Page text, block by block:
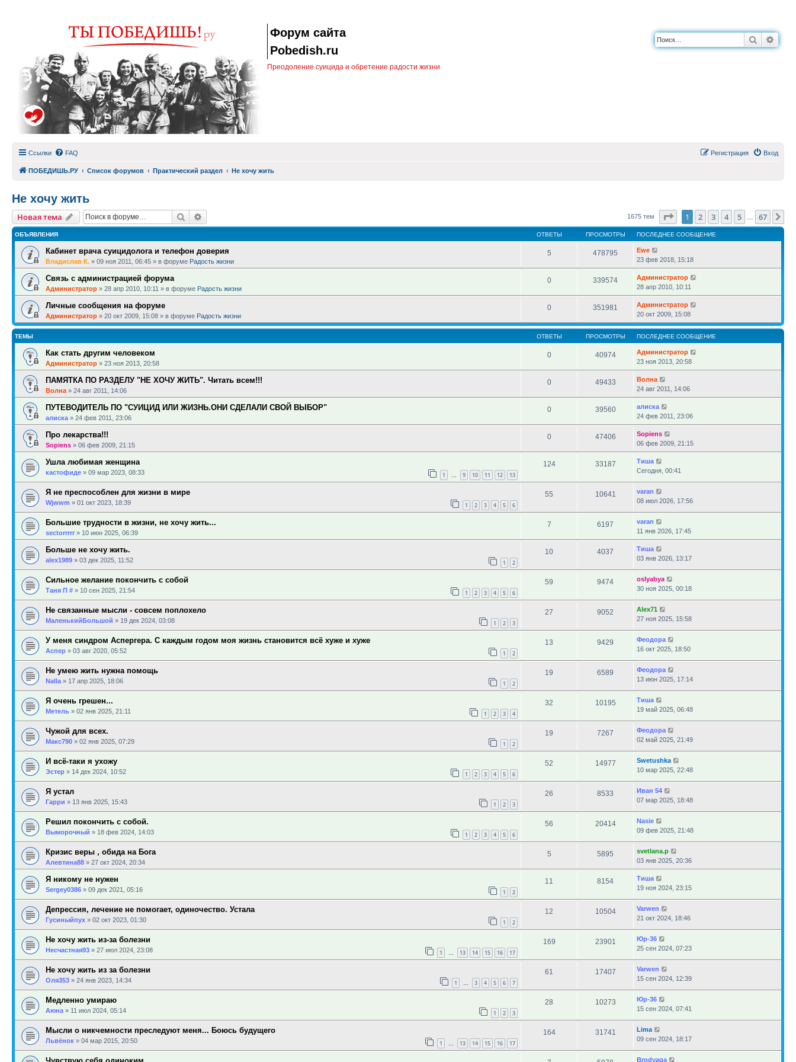
Форум сайта
Pobedish.ru
Преодоление суицида и обретение радости жизни
Поиск
Ссылки FAQ Вход
Регистрация
ПОБЕДИШЬ.РУ Список форумов Практический раздел Не хочу жить
Не хочу жить
Новая тема Поиск 1675 тем Страница1 из 67
1 2 3 4 5 67
ОБЪЯВЛЕНИЯ ОТВЕТЫ ПРОСМОТРЫ ПОСЛЕДНЕЕ СООБЩЕНИЕ
Кабинет врача суицидолога и телефон доверия
Владислав К. » 09 ноя 2011, 06:45 » в форуме Радость жизни
5 478795
Ewe
23 фев 2018, 15:18
Связь с администрацией форума
Администратор » 28 апр 2010, 10:11 » в форуме Радость жизни
0 339574
Администратор
28 апр 2010, 10:11
Личные сообщения на форуме
Администратор » 20 окт 2009, 15:08 » в форуме Радость жизни
0 351981
Администратор
20 окт 2009, 15:08
ТЕМЫ ОТВЕТЫ ПРОСМОТРЫ ПОСЛЕДНЕЕ СООБЩЕНИЕ
Как стать другим человеком
Администратор » 23 ноя 2013, 20:58
0 40974
Администратор
23 ноя 2013, 20:58
ПАМЯТКА ПО РАЗДЕЛУ "НЕ ХОЧУ ЖИТЬ". Читать всем!!!
Волна » 24 авг 2011, 14:06
0 49433
Волна
24 авг 2011, 14:06
ПУТЕВОДИТЕЛЬ ПО "СУИЦИД ИЛИ ЖИЗНЬ.ОНИ СДЕЛАЛИ СВОЙ ВЫБОР"
алиска » 24 фев 2011, 23:06
0 39560
алиска
24 фев 2011, 23:06
Про лекарства!!!
Sopiens » 06 фев 2009, 21:15
0 47406
Sopiens
06 фев 2009, 21:15
Ушла любимая женщина
кастофиде » 09 мар 2023, 08:33 1 … 9 10 11 12 13
124 33187
Тиша
Сегодня, 00:41
Я не преспособлен для жизни в мире
Wjwwm » 01 окт 2023, 18:39 1 2 3 4 5 6
55 10641
varan
08 июл 2026, 17:56
Большие трудности в жизни, не хочу жить...
sectorrrrr » 10 июн 2025, 06:39
7 6197
varan
11 янв 2026, 17:45
Больше не хочу жить.
alex1989 » 03 дек 2025, 11:52 1 2
10 4037
Тиша
03 янв 2026, 13:17
Сильное желание покончить с собой
Таня П # » 10 сен 2025, 21:54 1 2 3 4 5 6
59 9474
oslyabya
30 ноя 2025, 00:18
Не связанные мысли - совсем поплохело
МаленькийБольшой » 19 дек 2024, 03:08 1 2 3
27 9052
Alex71
27 ноя 2025, 15:58
У меня синдром Аспергера. С каждым годом моя жизнь становится всё хуже и хуже
Аспер » 03 авг 2020, 05:52 1 2
13 9429
Феодора
16 окт 2025, 18:50
Не умею жить нужна помощь
Nalla » 17 апр 2025, 18:06 1 2
19 6589
Феодора
13 июн 2025, 17:14
Я очень грешен...
Метель » 02 янв 2025, 21:11 1 2 3 4
32 10195
Тиша
19 май 2025, 06:48
Чужой для всех.
Макс790 » 02 янв 2025, 07:29 1 2
19 7267
Феодора
02 май 2025, 21:49
И всё-таки я ухожу
Эстер » 14 дек 2024, 10:52 1 2 3 4 5 6
52 14977
Swetushka
10 мар 2025, 22:48
Я устал
Гарри » 13 янв 2025, 15:43 1 2 3
26 8533
Иван 54
07 мар 2025, 18:48
Решил покончить с собой.
Выморочный » 18 фев 2024, 14:03 1 2 3 4 5 6
56 20414
Nasie
09 фев 2025, 21:48
Кризис веры , обида на Бога
Алевтина88 » 27 окт 2024, 20:34
5 5895
svetlana.p
03 янв 2025, 20:36
Я никому не нужен
Sergey0386 » 09 дек 2021, 05:16 1 2
11 8154
Тиша
19 ноя 2024, 23:15
Депрессия, лечение не помогает, одиночество. Устала
Гусиныйпух » 02 окт 2023, 01:30 1 2
12 10504
Varwen
21 окт 2024, 18:46
Не хочу жить из-за болезни
Несчастная93 » 27 июл 2024, 23:08 1 … 13 14 15 16 17
169 23901
Юр-36
25 сен 2024, 07:23
Не хочу жить из за болезни
Оля353 » 24 янв 2023, 14:34 1 … 3 4 5 6 7
61 17407
Varwen
15 сен 2024, 12:39
Медленно умираю
Аюна » 11 июл 2024, 05:14 1 2 3
28 10273
Юр-36
15 сен 2024, 07:41
Мысли о никчемности преследуют меня... Боюсь будущего
Львёнок » 04 мар 2015, 20:50 1 … 13 14 15 16 17
164 31741
Lima
09 сен 2024, 18:17
Brodyaga